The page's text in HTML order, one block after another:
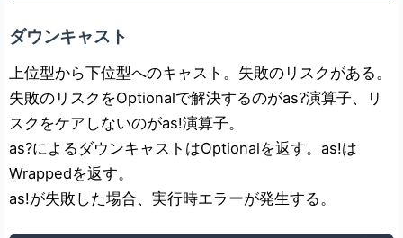
ダウンキャスト
上位型から下位型へのキャスト。失敗のリスクがある。
失敗のリスクをOptionalで解決するのがas?演算子、リ
スクをケアしないのがas!演算子。
as?によるダウンキャストはOptionalを返す。as!は
Wrappedを返す。
as!が失敗した場合、実行時エラーが発生する。